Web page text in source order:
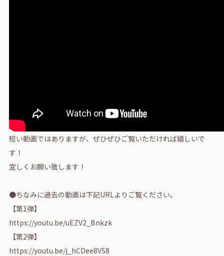
短い動画ではありますが、ぜひぜひご覧いただければ嬉しいで
す！
宜しくお願い致します！
●ちなみに過去の動画は下記URLよりご覧ください。
【第1弾】
https://youtu.be/uEZV2_Bnkzk
【第2弾】
https://youtu.be/j_hCDee8VS8